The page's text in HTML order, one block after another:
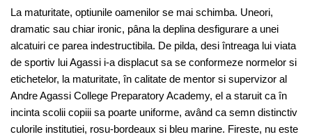
La maturitate, optiunile oamenilor se mai schimba. Uneori,
dramatic sau chiar ironic, pâna la deplina desfigurare a unei
alcatuiri ce parea indestructibila. De pilda, desi întreaga lui viata
de sportiv lui Agassi i-a displacut sa se conformeze normelor si
etichetelor, la maturitate, în calitate de mentor si supervizor al
Andre Agassi College Preparatory Academy, el a staruit ca în
incinta scolii copiii sa poarte uniforme, având ca semn distinctiv
culorile institutiei, rosu-bordeaux si bleu marine. Fireste, nu este